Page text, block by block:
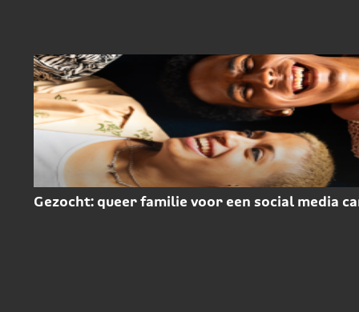
Gezocht: queer familie voor een social media